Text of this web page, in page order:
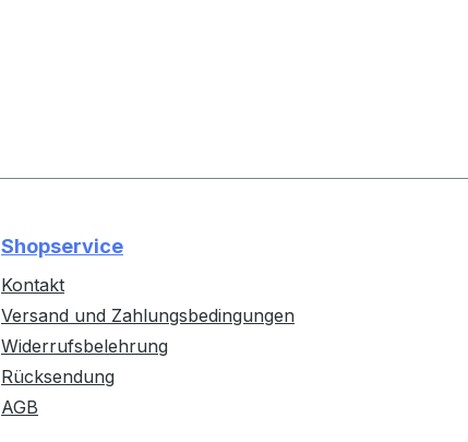
Shopservice
Kontakt
Versand und Zahlungsbedingungen
Widerrufsbelehrung
Rücksendung
AGB